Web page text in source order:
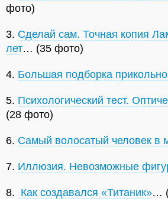
фото)
3. Сделай сам. Точная копия
лет… (35 фото)
4. Большая подборка
5. Психологический тест.
(28 фото)
6. Самый волосатый человек в
7. Иллюзия. Невозможные
8. Как создавался «Титаник»…